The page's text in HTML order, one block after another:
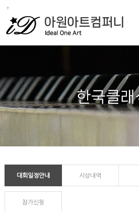
대회일정안내 시상내역
참가신청